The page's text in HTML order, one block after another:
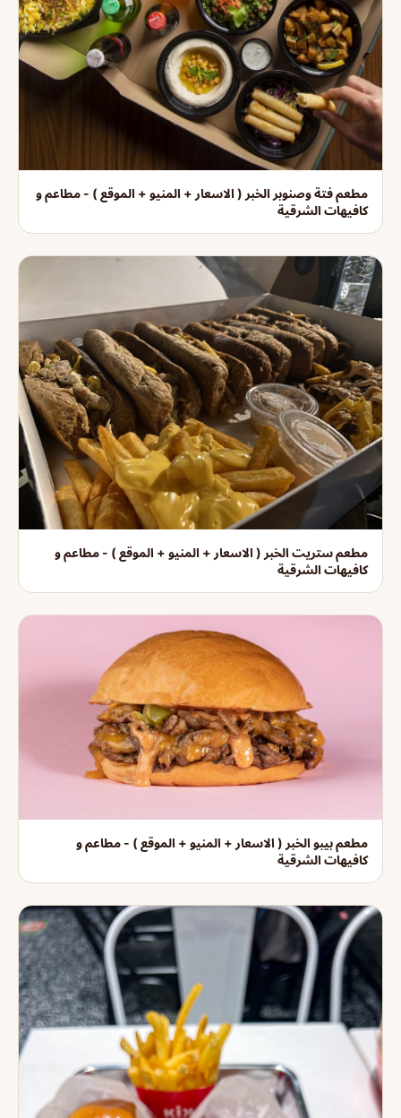
مطعم فتة وصنوبر الخبر ( الاسعار + المنيو + الموقع ) - مطاعم و
كافيهات الشرقية
مطعم ستريت الخبر ( الاسعار + المنيو + الموقع ) - مطاعم و
كافيهات الشرقية
مطعم بيبو الخبر ( الاسعار + المنيو + الموقع ) - مطاعم و
كافيهات الشرقية